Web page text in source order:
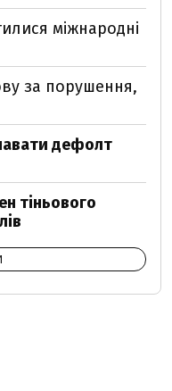
міжнародні
за порушення,
дефолт
тіньового